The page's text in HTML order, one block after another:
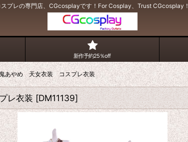
スプレの専門店、CGcosplayです！For Cosplay、Trust CGcosplay！
新作予約25％off
あやめ 天女衣装 コスプレ衣装
レ衣装 [DM11139]